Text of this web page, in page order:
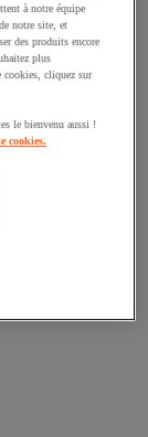
à notre équipe
notre site, et
des produits encore
plus
cookies, cliquez sur
le bienvenu aussi !
cookies.